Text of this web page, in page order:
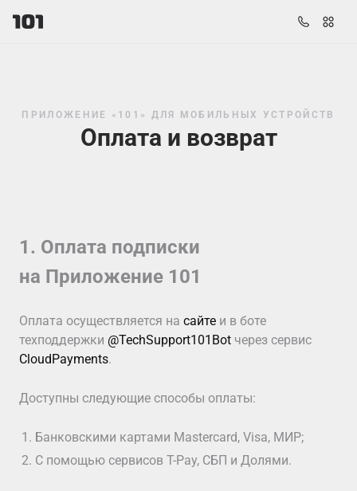
ПРИЛОЖЕНИЕ «101» ДЛЯ МОБИЛЬНЫХ УСТРОЙСТВ
Оплата и возврат
1. Оплата подписки
на Приложение 101
Оплата осуществляется на сайте и в боте
техподдержки @TechSupport101Bot через сервис
CloudPayments.
Доступны следующие способы оплаты:
Банковскими картами Mastercard, Visa, МИР;
С помощью сервисов T-Pay, СБП и Долями.